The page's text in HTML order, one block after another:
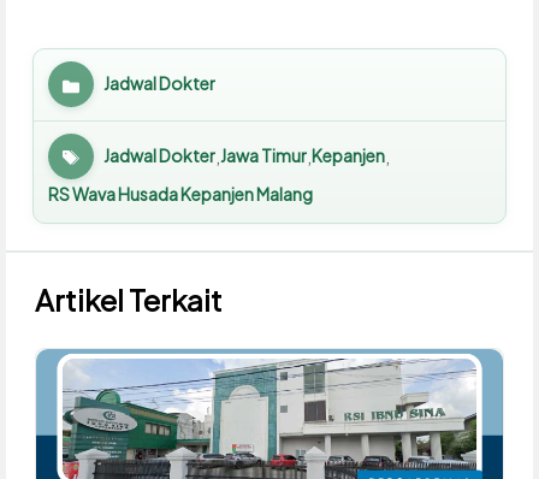
Kategori
Jadwal Dokter
Tag
Jadwal Dokter, Jawa Timur, Kepanjen,
RS Wava Husada Kepanjen Malang
Artikel Terkait